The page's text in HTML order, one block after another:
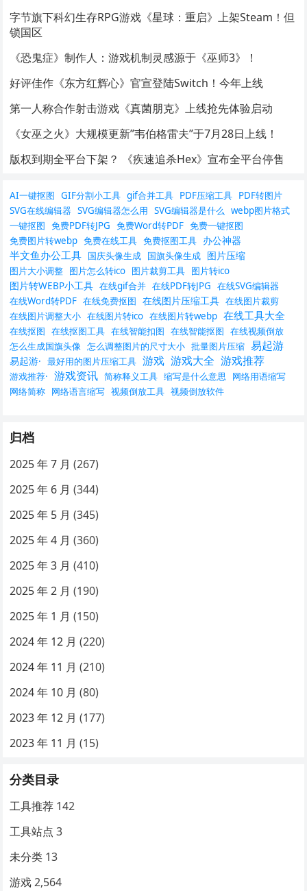
字节旗下科幻生存RPG游戏《星球：重启》上架Steam！但
锁国区
《恐鬼症》制作人：游戏机制灵感源于《巫师3》！
好评佳作《东方红辉心》官宣登陆Switch！今年上线
第一人称合作射击游戏《真菌朋克》上线抢先体验启动
《女巫之火》大规模更新”韦伯格雷夫”于7月28日上线！
版权到期全平台下架？ 《疾速追杀Hex》宣布全平台停售
AI一键抠图 GIF分割小工具 gif合并工具 PDF压缩工具 PDF转图片
SVG在线编辑器 SVG编辑器怎么用 SVG编辑器是什么 webp图片格式
一键抠图 免费PDF转JPG 免费Word转PDF 免费一键抠图
免费图片转webp 免费在线工具 免费抠图工具 办公神器
半文鱼办公工具 国庆头像生成 国旗头像生成 图片压缩
图片大小调整 图片怎么转ico 图片裁剪工具 图片转ico
图片转WEBP小工具 在线gif合并 在线PDF转JPG 在线SVG编辑器
在线Word转PDF 在线免费抠图 在线图片压缩工具 在线图片裁剪
在线图片调整大小 在线图片转ico 在线图片转webp 在线工具大全
在线抠图 在线抠图工具 在线智能扣图 在线智能抠图 在线视频倒放
怎么生成国旗头像 怎么调整图片的尺寸大小 批量图片压缩 易起游
易起游· 最好用的图片压缩工具 游戏 游戏大全 游戏推荐
游戏推荐· 游戏资讯 简称释义工具 缩写是什么意思
网络用语缩写
网络简称 网络语言缩写 视频倒放工具 视频倒放软件
归档
2025 年 7 月 (267)
2025 年 6 月 (344)
2025 年 5 月 (345)
2025 年 4 月 (360)
2025 年 3 月 (410)
2025 年 2 月 (190)
2025 年 1 月 (150)
2024 年 12 月 (220)
2024 年 11 月 (210)
2024 年 10 月 (80)
2023 年 12 月 (177)
2023 年 11 月 (15)
分类目录
工具推荐 142
工具站点 3
未分类 13
游戏 2,564